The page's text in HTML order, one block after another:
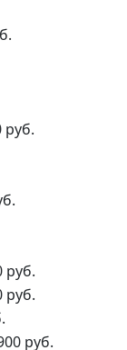
руб.
руб.
руб.
руб.